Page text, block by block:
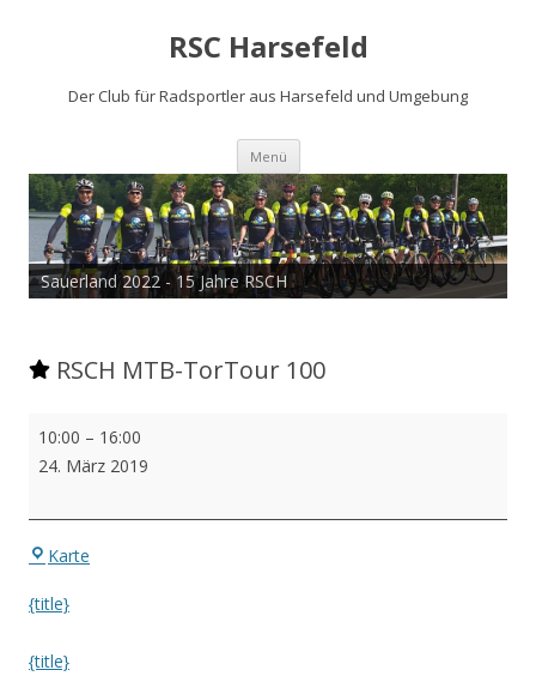
RSC Harsefeld
Der Club für Radsportler aus Harsefeld und Umgebung
Menü Zum
springen
Sauerland 2022 - 15 Jahre RSCH
RSCH MTB-TorTour 100
RSCH
MTB-
10:00 – 16:00
24. März 2019
Karte
{title}
{title}